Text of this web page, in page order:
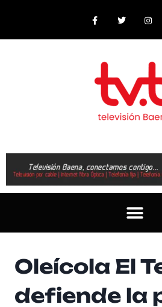
Oleícola El
defiende la